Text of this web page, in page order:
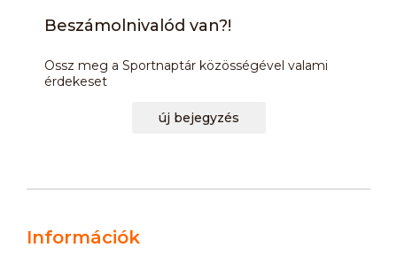
Beszámolnivalód van?!
Ossz meg a Sportnaptár közösségével valami
érdekeset
új bejegyzés
Információk